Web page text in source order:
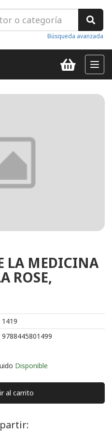
Búsqueda avanzada
LA MEDICINA
ROSE,
1419
9788445801499
Disponible
al carrito